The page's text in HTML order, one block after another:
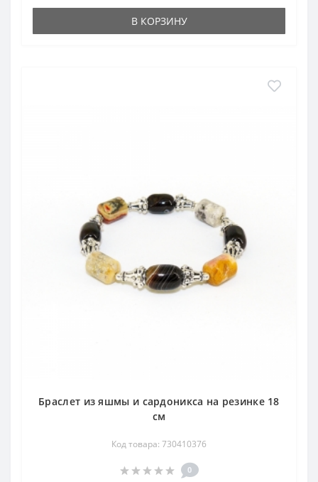
В КОРЗИНУ
Браслет из яшмы и сардоникса на резинке 18
см
Код товара: 730410376
0